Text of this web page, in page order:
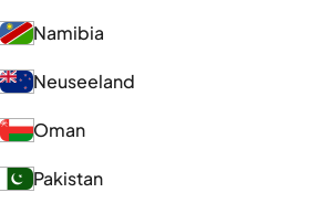
Namibia
Neuseeland
Oman
Pakistan